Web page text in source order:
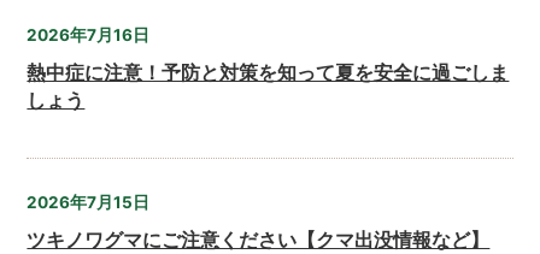
2026年7月16日
熱中症に注意！予防と対策を知って夏を安全に過ごしま
しょう
2026年7月15日
ツキノワグマにご注意ください【クマ出没情報など】